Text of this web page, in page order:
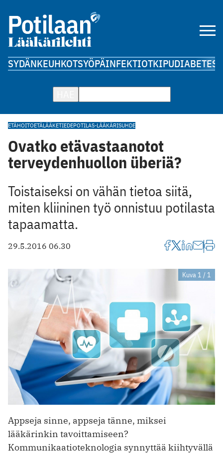
SYDÄNKEUHKOTSYÖPÄINFEKTIOTKIPUDIABETES
ETÄHOITOETÄLÄÄKETIEDEPOTILAS-LÄÄKÄRISUHDE
Ovatko etävastaanotot
terveydenhuollon überiä?
Toistaiseksi on vähän tietoa siitä,
miten kliininen työ onnistuu potilasta
tapaamatta.
29.5.2016 06.30
Kuva 1 / 1
Appseja sinne, appseja tänne, miksei
lääkärinkin tavoittamiseen?
Kommunikaatioteknologia synnyttää kiihtyvällä